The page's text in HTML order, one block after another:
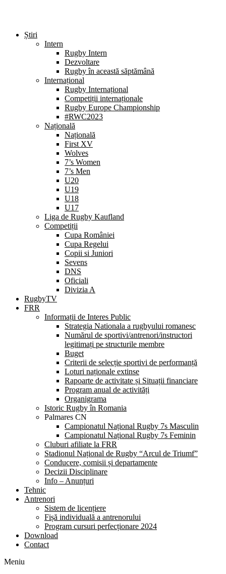
Știri
Intern
Rugby Intern
Dezvoltare
Rugby în această săptămână
Internațional
Rugby Internațional
Competiții internaționale
Rugby Europe Championship
#RWC2023
Națională
Națională
First XV
Wolves
7’s Women
7’s Men
U20
U19
U18
U17
Liga de Rugby Kaufland
Competiții
Cupa României
Cupa Regelui
Copii si Juniori
Sevens
DNS
Oficiali
Divizia A
RugbyTV
FRR
Informații de Interes Public
Strategia Nationala a rugbyului romanesc
Numărul de sportivi/antrenori/instructori
legitimați pe structurile membre
Buget
Criterii de selecție sportivi de performanță
Loturi naționale extinse
Rapoarte de activitate și Situații financiare
Program anual de activități
Organigrama
Istoric Rugby în Romania
Palmares CN
Campionatul Național Rugby 7s Masculin
Campionatul Național Rugby 7s Feminin
Cluburi afiliate la FRR
Stadionul Național de Rugby “Arcul de Triumf”
Conducere, comisii și departamente
Decizii Disciplinare
Info – Anunțuri
Tehnic
Antrenori
Sistem de licențiere
Fișă individuală a antrenorului
Program cursuri perfecționare 2024
Download
Contact
Meniu